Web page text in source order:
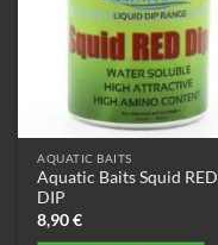
AQUATIC BAITS
Aquatic Baits Squid RED
DIP
8,90€